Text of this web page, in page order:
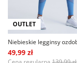
OUTLET
49,99 zł